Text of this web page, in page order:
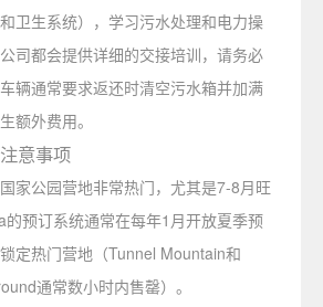
卫生系统），学习污水处理和电力操
司都会提供详细的交接培训，请务必
辆通常要求返还时清空污水箱并加满
额外费用。
意事项
家公园营地非常热门，尤其是7-8月旺
预订系统通常在每年1月开放夏季预
定热门营地（Tunnel Mountain和
通常数小时内售罄）。